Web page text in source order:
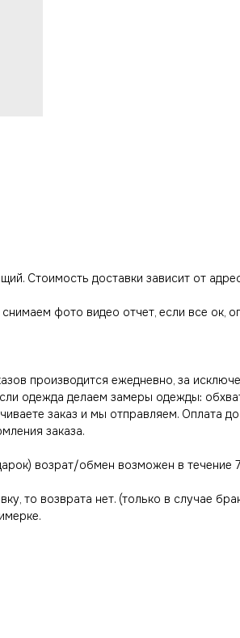
Стоимость доставки зависит от
фото видео отчет, если все ок,
производится ежедневно, за
одежда делаем замеры одежды:
заказ и мы отправляем. Оплата
заказа.
возрат/обмен возможен в течение
то возврата нет. (только в случае